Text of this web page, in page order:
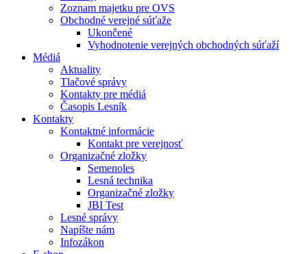
Zoznam majetku pre OVS
Obchodné verejné súťaže
Ukončené
Vyhodnotenie verejných obchodných súťaží
Médiá
Aktuality
Tlačové správy
Kontakty pre médiá
Časopis Lesník
Kontakty
Kontaktné informácie
Kontakt pre verejnosť
Organizačné zložky
Semenoles
Lesná technika
Organizačné zložky
JBI Test
Lesné správy
Napíšte nám
Infozákon